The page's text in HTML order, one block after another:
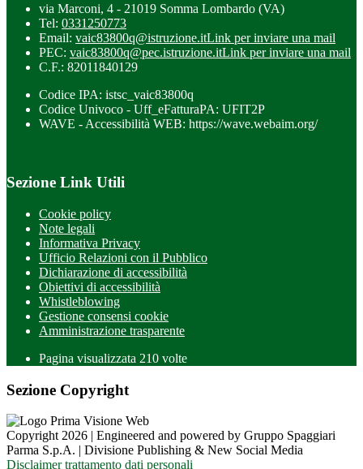
via Marconi, 4 - 21019 Somma Lombardo (VA)
Tel: 0331250773
Email: vaic83800q@istruzione.itLink per inviare una mail
PEC: vaic83800q@pec.istruzione.itLink per inviare una mail
C.F.: 82011840129
Codice IPA: istsc_vaic83800q
Codice Univoco - Uff_eFatturaPA: UFIT2P
WAVE - Accessibilità WEB: https://wave.webaim.org/
Sezione Link Utili
Cookie policy
Note legali
Informativa Privacy
Ufficio Relazioni con il Pubblico
Dichiarazione di accessibilità
Obiettivi di accessibilità
Whistleblowing
Gestione consensi cookie
Amministrazione trasparente
Pagina visualizzata 210 volte
Sezione Copyright
Copyright 2026 | Engineered and powered by Gruppo Spaggiari
Parma S.p.A. | Divisione Publishing & New Social Media
Disclaimer trattamento dati personali